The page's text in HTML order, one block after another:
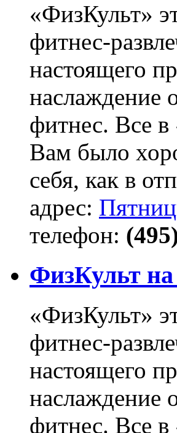
«ФизКульт»
фитнес-
настоящего
наслаждение
фитнес. Все в
Вам было
себя, как в
адрес:
телефон:
ФизКульт
«ФизКульт»
фитнес-
настоящего
наслаждение
фитнес. Все в